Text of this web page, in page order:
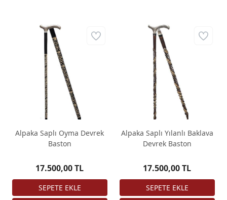
Alpaka Saplı Oyma Devrek
Baston
17.500,00 TL
Alpaka Saplı Yılanlı Baklava
Devrek Baston
17.500,00 TL